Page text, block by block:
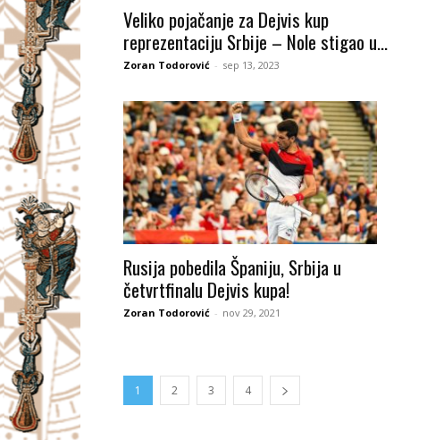
Veliko pojačanje za Dejvis kup
reprezentaciju Srbije – Nole stigao u...
Zoran Todorović - sep 13, 2023
Rusija pobedila Španiju, Srbija u
četvrtfinalu Dejvis kupa!
Zoran Todorović - nov 29, 2021
1 2 3 4